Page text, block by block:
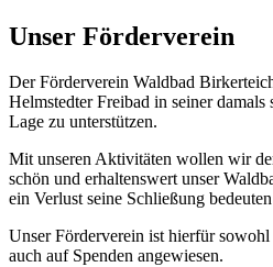
Unser Förderverein
Der Förderverein Waldbad
Helmstedter Freibad in seiner
Lage zu unterstützen.
Mit unseren Aktivitäten wollen wir
schön und erhaltenswert unser
ein Verlust seine Schließung
Unser Förderverein ist hierfür
auch auf Spenden angewiesen.